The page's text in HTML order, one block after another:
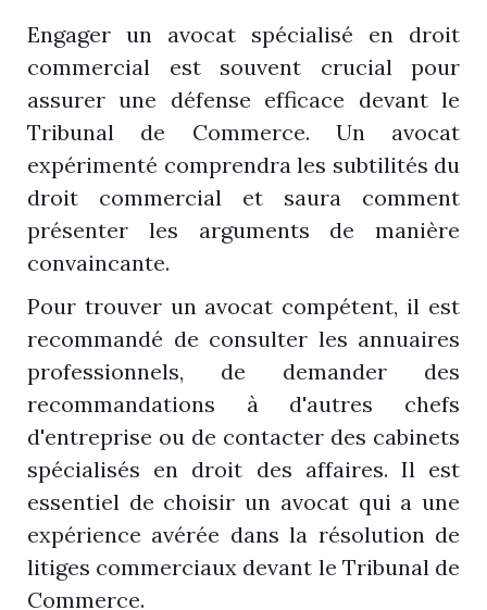
Engager un avocat spécialisé en droit
commercial est souvent crucial pour
assurer une défense efficace devant le
Tribunal de Commerce. Un avocat
expérimenté comprendra les subtilités du
droit commercial et saura comment
présenter les arguments de manière
convaincante.
Pour trouver un avocat compétent, il est
recommandé de consulter les annuaires
professionnels, de demander des
recommandations à d'autres chefs
d'entreprise ou de contacter des cabinets
spécialisés en droit des affaires. Il est
essentiel de choisir un avocat qui a une
expérience avérée dans la résolution de
litiges commerciaux devant le Tribunal de
Commerce.